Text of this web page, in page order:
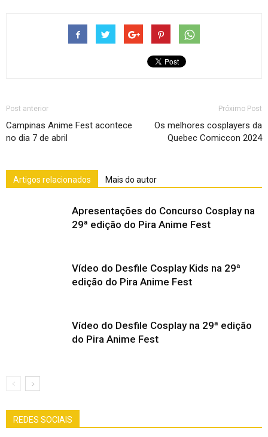
Post anterior
Campinas Anime Fest acontece
no dia 7 de abril
Próximo Post
Os melhores cosplayers da
Quebec Comiccon 2024
Artigos relacionados Mais do autor
Apresentações do Concurso Cosplay na
29ª edição do Pira Anime Fest
Vídeo do Desfile Cosplay Kids na 29ª
edição do Pira Anime Fest
Vídeo do Desfile Cosplay na 29ª edição
do Pira Anime Fest
REDES SOCIAIS